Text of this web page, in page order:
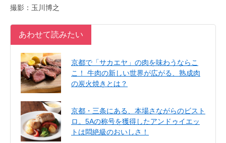
撮影：玉川博之
あわせて読みたい
京都で「サカエヤ」の肉を味わうならこ
こ！ 牛肉の新しい世界が広がる、熟成肉
の炭火焼きとは？
京都・三条にある、本場さながらのビスト
ロ。5Aの称号を獲得したアンドゥイエッ
トは悶絶級のおいしさ！